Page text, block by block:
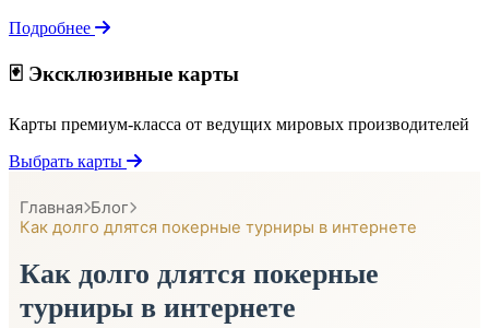
Подробнее
🃏 Эксклюзивные карты
Карты премиум-класса от ведущих мировых производителей
Выбрать карты
Главная Блог
Как долго длятся покерные турниры в интернете
Как долго длятся покерные
турниры в интернете